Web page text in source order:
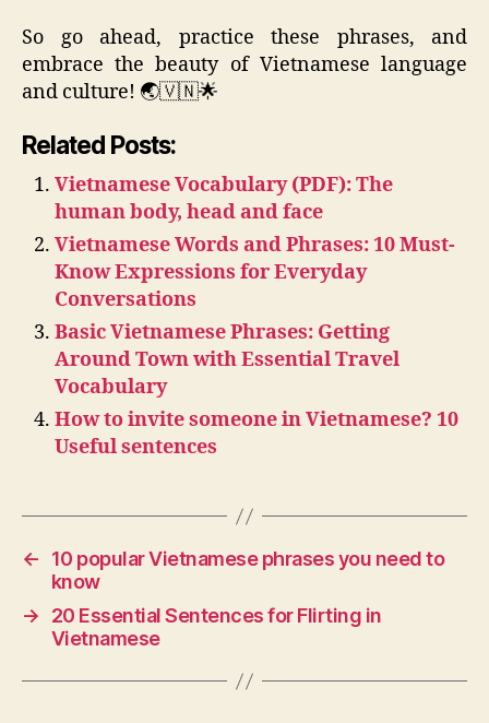
So go ahead, practice these phrases, and
embrace the beauty of Vietnamese language
and culture! 🌏🇻🇳🌟
Related Posts:
Vietnamese Vocabulary (PDF): The
human body, head and face
Vietnamese Words and Phrases: 10 Must-
Know Expressions for Everyday
Conversations
Basic Vietnamese Phrases: Getting
Around Town with Essential Travel
Vocabulary
How to invite someone in Vietnamese? 10
Useful sentences
←
10 popular Vietnamese phrases you need to
know
→
20 Essential Sentences for Flirting in
Vietnamese